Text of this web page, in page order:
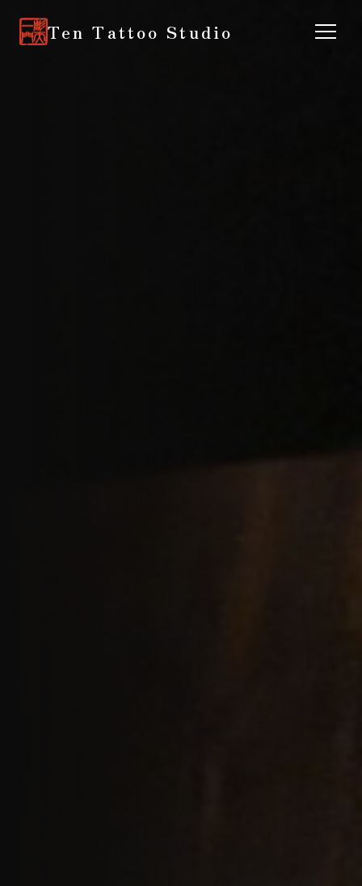
Ten Tattoo Studio